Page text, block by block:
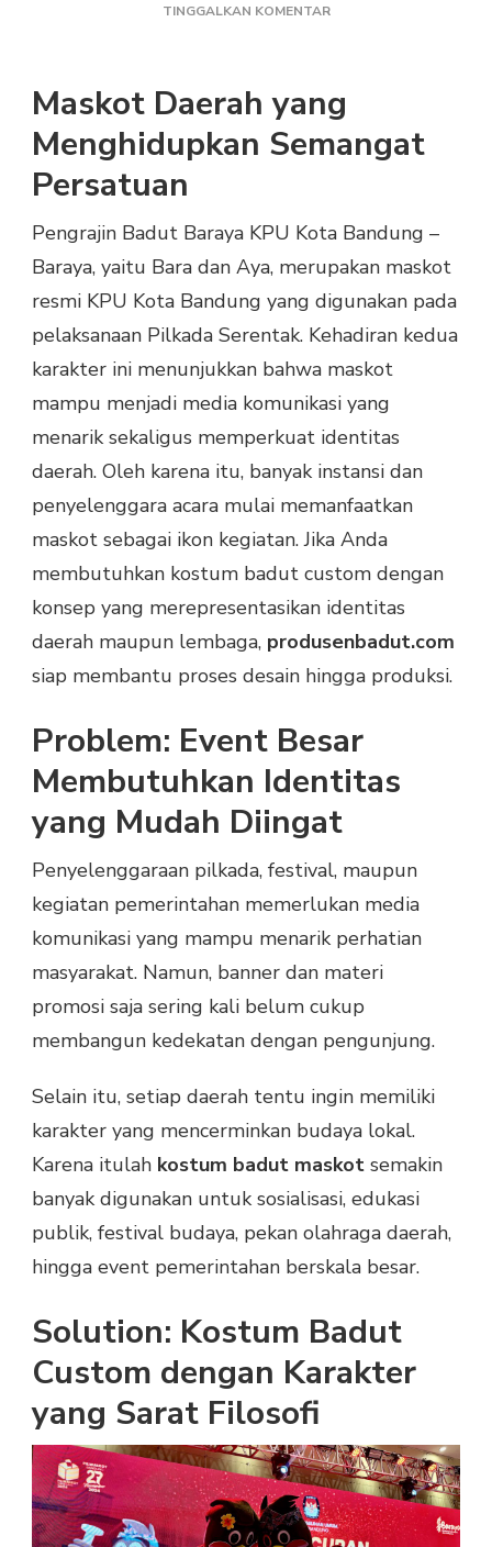
TINGGALKAN KOMENTARPADA
KPU
KOTA
BANDUNG
Maskot Daerah yang
Menghidupkan Semangat
Persatuan
Pengrajin Badut Baraya KPU Kota Bandung –
Baraya, yaitu Bara dan Aya, merupakan maskot
resmi KPU Kota Bandung yang digunakan pada
pelaksanaan Pilkada Serentak. Kehadiran kedua
karakter ini menunjukkan bahwa maskot
mampu menjadi media komunikasi yang
menarik sekaligus memperkuat identitas
daerah. Oleh karena itu, banyak instansi dan
penyelenggara acara mulai memanfaatkan
maskot sebagai ikon kegiatan. Jika Anda
membutuhkan kostum badut custom dengan
konsep yang merepresentasikan identitas
daerah maupun lembaga, produsenbadut.com
siap membantu proses desain hingga produksi.
Problem: Event Besar
Membutuhkan Identitas
yang Mudah Diingat
Penyelenggaraan pilkada, festival, maupun
kegiatan pemerintahan memerlukan media
komunikasi yang mampu menarik perhatian
masyarakat. Namun, banner dan materi
promosi saja sering kali belum cukup
membangun kedekatan dengan pengunjung.
Selain itu, setiap daerah tentu ingin memiliki
karakter yang mencerminkan budaya lokal.
Karena itulah kostum badut maskot semakin
banyak digunakan untuk sosialisasi, edukasi
publik, festival budaya, pekan olahraga daerah,
hingga event pemerintahan berskala besar.
Solution: Kostum Badut
Custom dengan Karakter
yang Sarat Filosofi